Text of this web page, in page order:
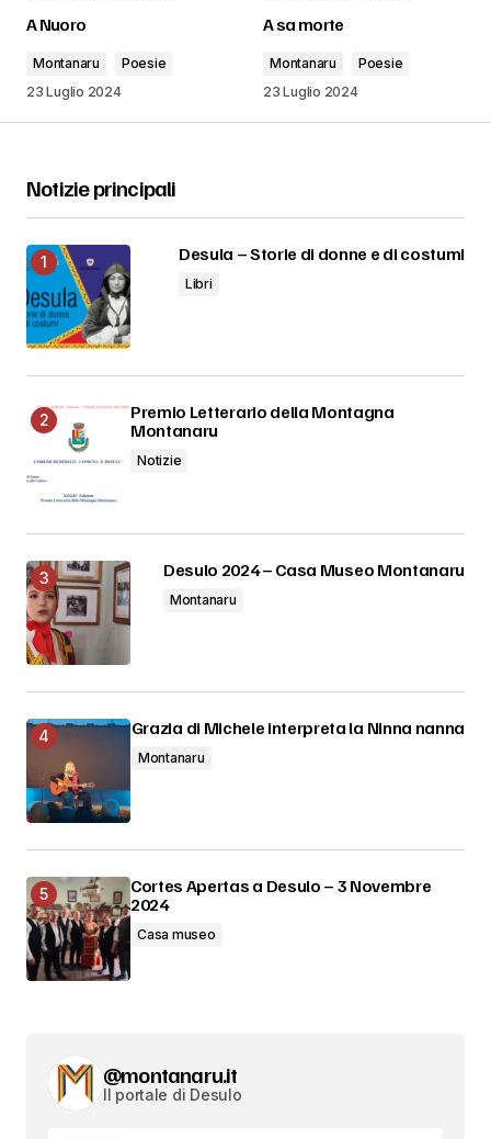
A Nuoro
Montanaru
Poesie
23 Luglio 2024
A sa morte
Montanaru
Poesie
23 Luglio 2024
Notizie principali
Desula – Storie di donne e di costumi
Libri
Premio Letterario della Montagna
Montanaru
Notizie
Desulo 2024 – Casa Museo Montanaru
Montanaru
Grazia di Michele interpreta la Ninna nanna
Montanaru
Cortes Apertas a Desulo – 3 Novembre
2024
Casa museo
@montanaru.it
Il portale di Desulo